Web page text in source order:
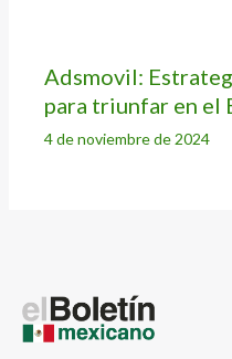
Adsmovil:
para triunfar en el
4 de noviembre de 2024